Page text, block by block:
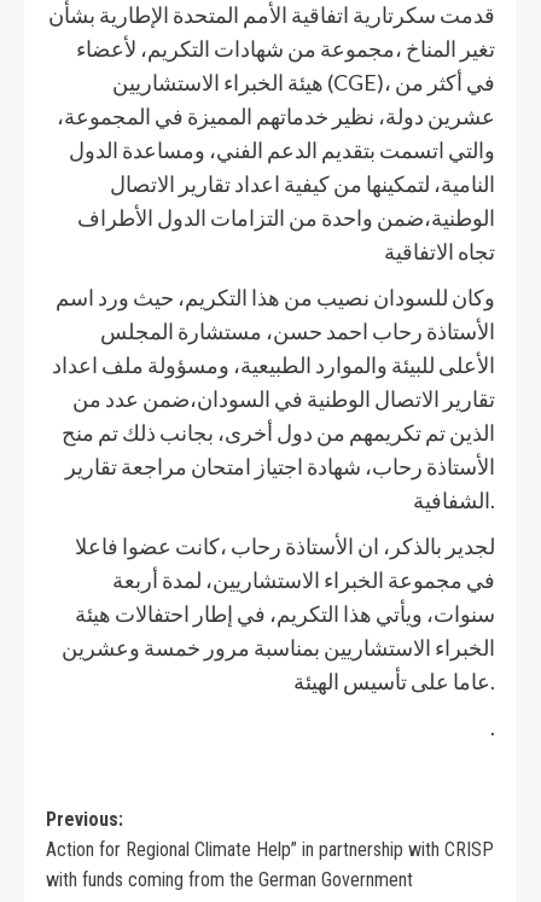
قدمت سكرتارية اتفاقية الأمم المتحدة الإطارية بشأن
تغير المناخ ،مجموعة من شهادات التكريم، لأعضاء
هيئة الخبراء الاستشاريين (CGE)، في أكثر من
عشرين دولة، نظير خدماتهم المميزة في المجموعة،
والتي اتسمت بتقديم الدعم الفني، ومساعدة الدول
النامية، لتمكينها من كيفية اعداد تقارير الاتصال
الوطنية،ضمن واحدة من التزامات الدول الأطراف
تجاه الاتفاقية
وكان للسودان نصيب من هذا التكريم، حيث ورد اسم
الأستاذة رحاب احمد حسن، مستشارة المجلس
الأعلى للبيئة والموارد الطبيعية، ومسؤولة ملف اعداد
تقارير الاتصال الوطنية في السودان،ضمن عدد من
الذين تم تكريمهم من دول أخرى، بجانب ذلك تم منح
الأستاذة رحاب، شهادة اجتياز امتحان مراجعة تقارير
الشفافية.
لجدير بالذكر، ان الأستاذة رحاب ،كانت عضوا فاعلا
في مجموعة الخبراء الاستشاريين، لمدة أربعة
سنوات، ويأتي هذا التكريم، في إطار احتفالات هيئة
الخبراء الاستشاريين بمناسبة مرور خمسة وعشرين
عاما على تأسيس الهيئة.
.
Previous:
Action for Regional Climate Help” in partnership with CRISP
with funds coming from the German Government